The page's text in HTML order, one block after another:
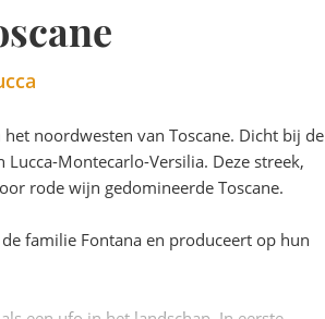
noordwesten van Toscane. Dicht bij de
Montecarlo-Versilia. Deze streek,
rode wijn gedomineerde Toscane.
familie Fontana en produceert op hun